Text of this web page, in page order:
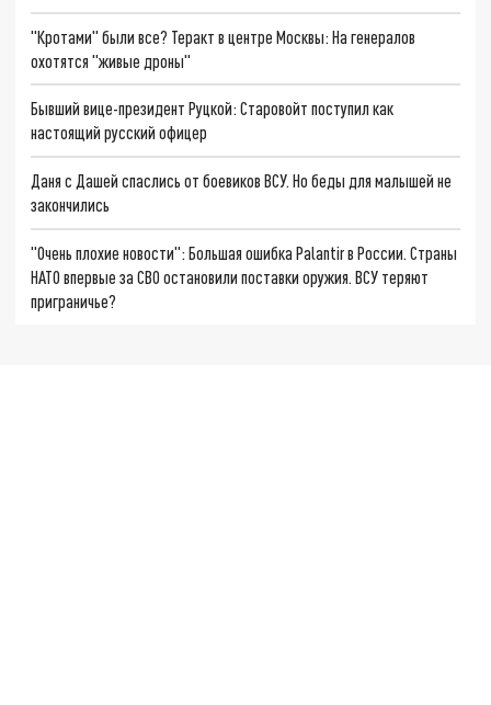
"Кротами" были все? Теракт в центре Москвы: На генералов
охотятся "живые дроны"
Бывший вице-президент Руцкой: Старовойт поступил как
настоящий русский офицер
Даня с Дашей спаслись от боевиков ВСУ. Но беды для малышей не
закончились
"Очень плохие новости": Большая ошибка Palantir в России. Страны
НАТО впервые за СВО остановили поставки оружия. ВСУ теряют
приграничье?